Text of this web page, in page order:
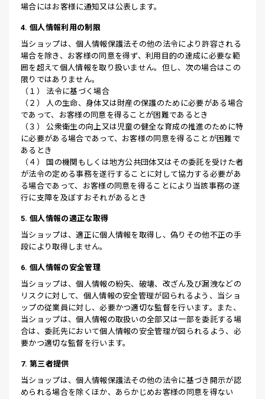
場合にはお客様に通知又は公表します。
4. 個人情報利用の制限
当ショップは、個人情報保護法その他の法令により許容される
場合を除き、お客様の同意を得ず、利用目的の達成に必要な範
囲を超えて個人情報を取り扱いません。但し、次の場合はこの
限りではありません。
（１） 法令に基づく場合
（２） 人の生命、身体又は財産の保護のために必要がある場合
であって、お客様の同意を得ることが困難であるとき
（３） 公衆衛生の向上又は児童の健全な育成の推進のために特
に必要がある場合であって、お客様の同意を得ることが困難で
あるとき
（４） 国の機関もしくは地方公共団体又はその委託を受けた者
が法令の定める事務を遂行することに対して協力する必要があ
る場合であって、お客様の同意を得ることにより当該事務の遂
行に支障を及ぼすおそれがあるとき
5. 個人情報の適正な取得
当ショップは、適正に個人情報を取得し、偽りその他不正の手
段により取得しません。
6. 個人情報の安全管理
当ショップは、個人情報の紛失、破壊、改ざん及び漏洩などの
リスクに対して、個人情報の安全管理が図られるよう、当ショ
ップの従業員に対し、必要かつ適切な監督を行います。また、
当ショップは、個人情報の取扱いの全部又は一部を委託する場
合は、委託先において個人情報の安全管理が図られるよう、必
要かつ適切な監督を行います。
7. 第三者提供
当ショップは、個人情報保護法その他の法令に基づき開示が認
められる場合を除くほか、あらかじめお客様の同意を得ない